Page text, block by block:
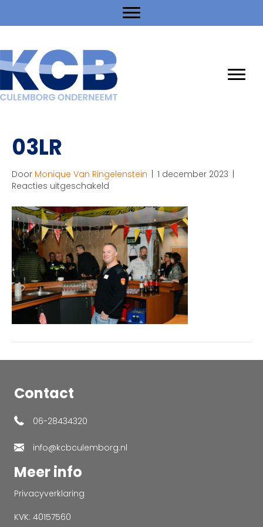
03LR
Door Monique Van Ringelenstein | 1 december 2023 |
Reacties uitgeschakeld
Contact
06-28434320
info@kcbculemborg.nl
Meer info
Privacyverklaring
KVK: 40157560